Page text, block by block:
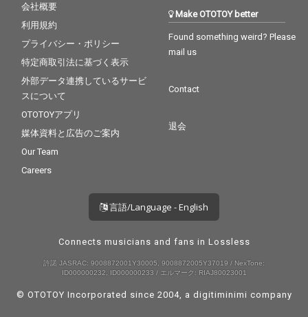
会社概要
利用規約
プライバシー・ポリシー
特定商取引法に基づく表示
外部データ連携しているサービ
スについて
OTOTOYアプリ
媒体資料と広告のご案内
Our Team
Careers
Make OTOTOY better
Found something weird? Please
mail us
Contact
退会
言語/Language - English
Connects musicians and fans in Lossless
許諾 JASRAC: 9008872001Y30005, 9008872005Y37019 / NexTone:
ID000000232, ID000000233 / エルマーク: RIAJ80023001
© OTOTOY Incorporated since 2004, a digitiminimi company